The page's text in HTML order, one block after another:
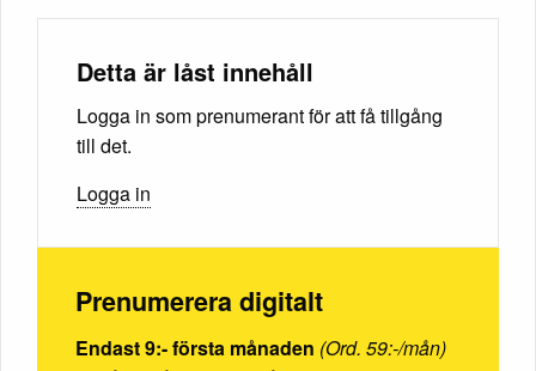
Detta är låst innehåll
Logga in som prenumerant för att få tillgång
till det.
Logga in
Prenumerera digitalt
Endast 9:- första månaden (Ord. 59:-/mån)